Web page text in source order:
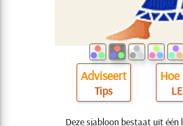
Adviseert
Tips
Deze sjabloon bestaat uit één